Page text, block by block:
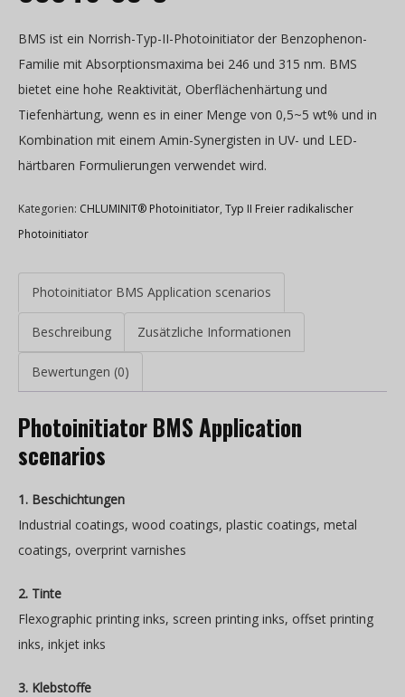
BMS ist ein Norrish-Typ-II-Photoinitiator der Benzophenon-
Familie mit Absorptionsmaxima bei 246 und 315 nm. BMS
bietet eine hohe Reaktivität, Oberflächenhärtung und
Tiefenhärtung, wenn es in einer Menge von 0,5~5 wt% und in
Kombination mit einem Amin-Synergisten in UV- und LED-
härtbaren Formulierungen verwendet wird.
Kategorien: CHLUMINIT® Photoinitiator, Typ II Freier radikalischer
Photoinitiator
Photoinitiator BMS Application scenarios
Beschreibung Zusätzliche Informationen
Bewertungen (0)
Photoinitiator BMS Application
scenarios
1. Beschichtungen
Industrial coatings, wood coatings, plastic coatings, metal
coatings, overprint varnishes
2. Tinte
Flexographic printing inks, screen printing inks, offset printing
inks, inkjet inks
3. Klebstoffe